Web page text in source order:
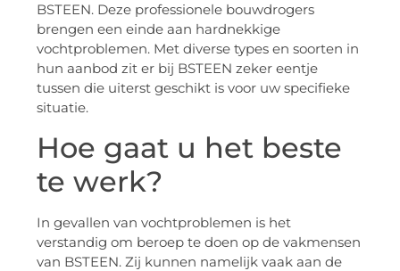
BSTEEN. Deze professionele bouwdrogers
brengen een einde aan hardnekkige
vochtproblemen. Met diverse types en soorten in
hun aanbod zit er bij BSTEEN zeker eentje
tussen die uiterst geschikt is voor uw specifieke
situatie.
Hoe gaat u het beste
te werk?
In gevallen van vochtproblemen is het
verstandig om beroep te doen op de vakmensen
van BSTEEN. Zij kunnen namelijk vaak aan de